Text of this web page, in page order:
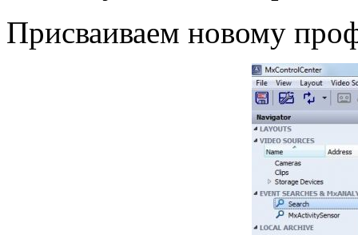
Присваиваем новому